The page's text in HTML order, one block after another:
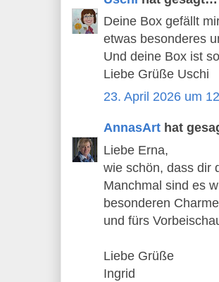
Deine Box gefällt
etwas besonderes
Und deine Box ist
Liebe Grüße Uschi
23. April 2026 um
AnnasArt hat
Liebe Erna,
wie schön, dass dir
Manchmal sind es
besonderen
und fürs
Liebe Grüße
Ingrid